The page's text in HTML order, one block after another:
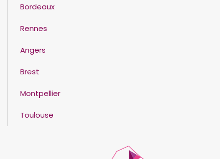
Bordeaux
Rennes
Angers
Brest
Montpellier
Toulouse